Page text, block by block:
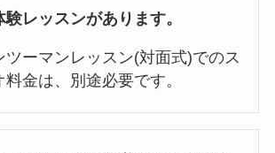
験レッスンがあります。
ーマンレッスン(対面式)でのス
料金は、別途必要です。